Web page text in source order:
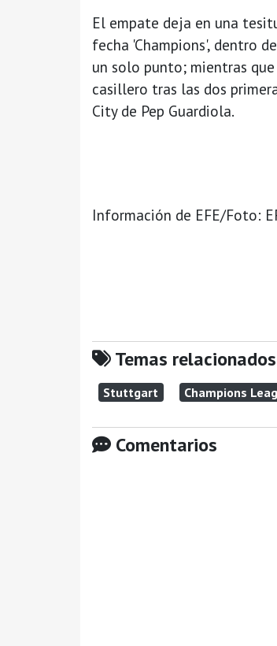
El empate deja en una
fecha 'Champions', dentro
un solo punto; mientras
casillero tras las dos
City de Pep Guardiola.
Información de EFE/Foto:
Temas relacionados
Stuttgart Champions
Comentarios